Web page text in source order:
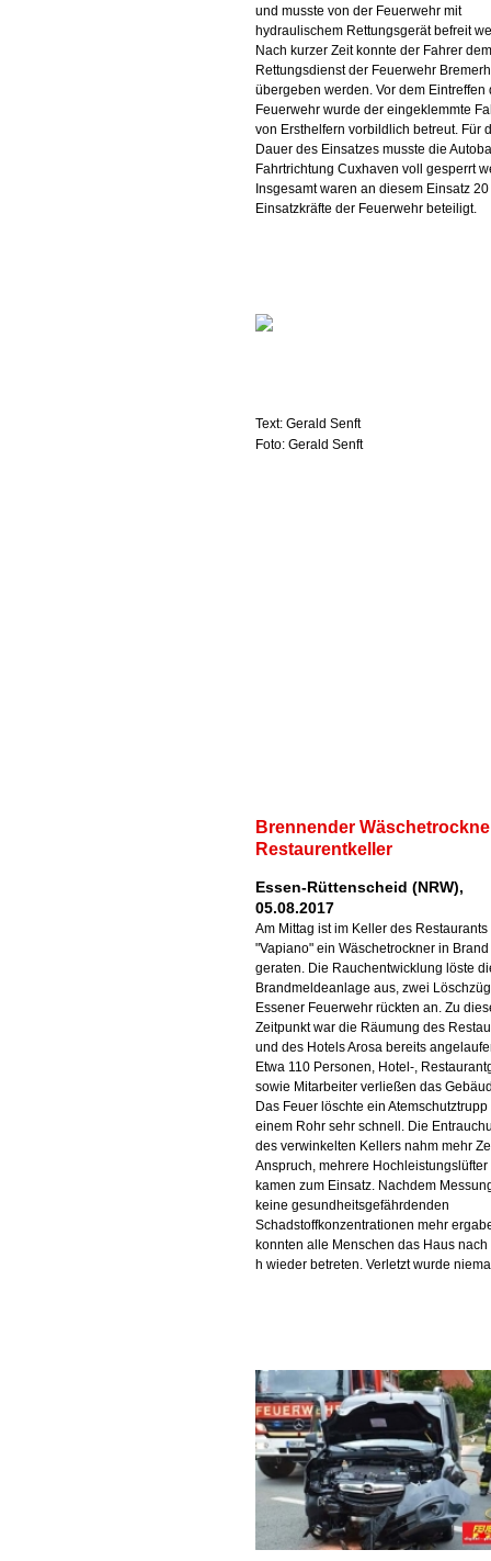
und musste von der Feuerwehr mit
hydraulischem Rettungsgerät befreit
Nach kurzer Zeit konnte der Fahrer dem
Rettungsdienst der Feuerwehr
übergeben werden. Vor dem Eintreffen
Feuerwehr wurde der eingeklemmte
von Ersthelfern vorbildlich betreut. Für
Dauer des Einsatzes musste die
Fahrtrichtung Cuxhaven voll gesperrt
Insgesamt waren an diesem Einsatz 20
Einsatzkräfte der Feuerwehr beteiligt.
Text: Gerald Senft
Foto: Gerald Senft
Brennender
Restaurentkeller
Essen-Rüttenscheid (NRW),
05.08.2017
Am Mittag ist im Keller des Restaurants
"Vapiano" ein Wäschetrockner in Brand
geraten. Die Rauchentwicklung löste
Brandmeldeanlage aus, zwei
Essener Feuerwehr rückten an. Zu
Zeitpunkt war die Räumung des
und des Hotels Arosa bereits
Etwa 110 Personen, Hotel-,
sowie Mitarbeiter verließen das
Das Feuer löschte ein Atemschutztrupp
einem Rohr sehr schnell. Die
des verwinkelten Kellers nahm mehr
Anspruch, mehrere Hochleistungslüfter
kamen zum Einsatz. Nachdem
keine gesundheitsgefährdenden
Schadstoffkonzentrationen mehr
konnten alle Menschen das Haus nach
h wieder betreten. Verletzt wurde